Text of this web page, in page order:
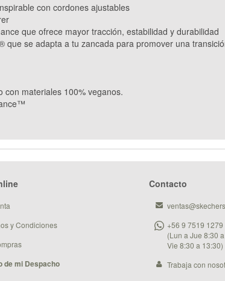
con cordones ajustables
que ofrece mayor tracción, estabilidad y durabilidad
que se adapta a tu zancada para promover una
con materiales 100% veganos.
y Condiciones
de mi Despacho
Contacto
+56 9 7519 1279
(Lun a Jue 8:30
Vie 8:30 a 13:30)
Trabaja con